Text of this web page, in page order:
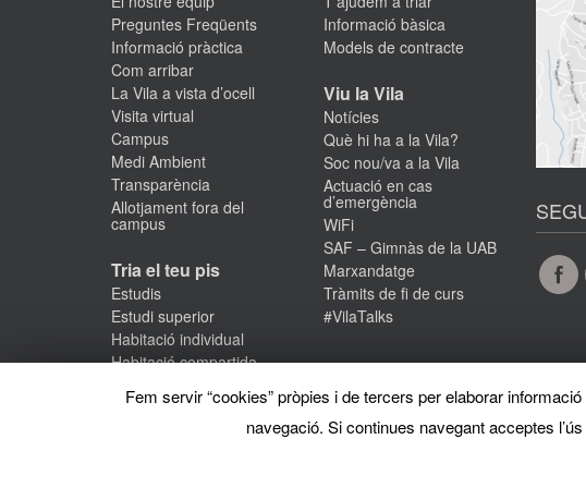
Preguntes Freqüents
Informació pràctica
Com arribar
La Vila a vista d’ocell
Visita virtual
Campus
Medi Ambient
Transparència
Allotjament fora del
campus
Tria el teu pis
Estudis
Estudi superior
Habitació individual
Habitació compartida
Cases Sert
Informació bàsica
Models de contracte
Viu la Vila
Notícies
Què hi ha a la Vila?
Soc nou/va a la Vila
Actuació en cas
d’emergència
WiFi
SAF – Gimnàs de la UAB
Marxandatge
Tràmits de fi de curs
#VilaTalks
Fem servir “cookies” pròpies i de tercers per elaborar
navegació. Si continues navegant acceptes